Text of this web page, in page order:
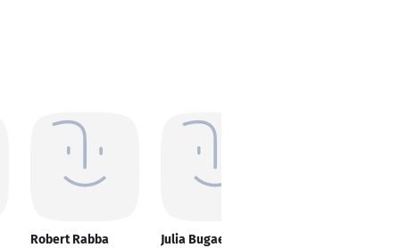
Robert Rabba Julia Bugaeva